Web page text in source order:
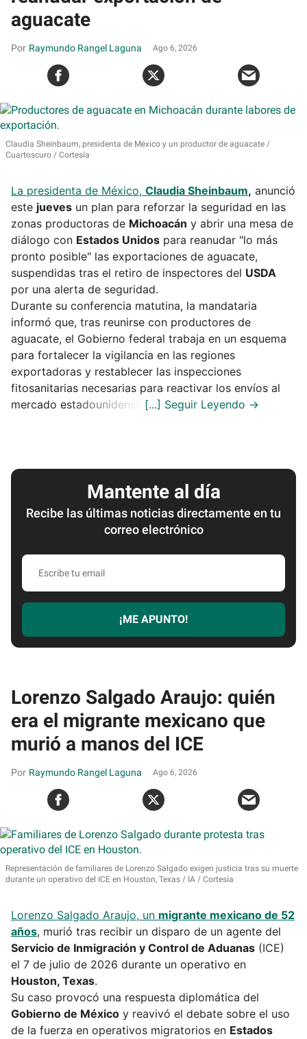
aguacate
Raymundo Rangel Laguna Ago 6, 2026
Claudia Sheinbaum, presidenta de México y un productor de aguacate
Cuartoscuro / Cortesía
La presidenta de México, Claudia Sheinbaum, anunció
este jueves un plan para reforzar la seguridad en las
zonas productoras de Michoacán y abrir una mesa de
diálogo con Estados Unidos para reanudar "lo más
pronto posible" las exportaciones de aguacate,
suspendidas tras el retiro de inspectores del USDA
por una alerta de seguridad.
Durante su conferencia matutina, la mandataria
informó que, tras reunirse con productores de
aguacate, el Gobierno federal trabaja en un esquema
para fortalecer la vigilancia en las regiones
exportadoras y restablecer las inspecciones
fitosanitarias necesarias para reactivar los envíos al
mercado estadounidense.
Mantente al día
Recibe las últimas noticias directamente en tu
correo electrónico
Escribe
email
¡ME APUNTO!
Lorenzo Salgado Araujo: quién
era el migrante mexicano que
murió a manos del ICE
Raymundo Rangel Laguna Ago 6, 2026
Representación de familiares de Lorenzo Salgado exigen justicia tras su muerte
durante un operativo del ICE en Houston, Texas
IA / Cortesía
Lorenzo Salgado Araujo, un migrante mexicano de 52
años, murió tras recibir un disparo de un agente del
Servicio de Inmigración y Control de Aduanas (ICE)
el 7 de julio de 2026 durante un operativo en
Houston, Texas.
Su caso provocó una respuesta diplomática del
Gobierno de México y reavivó el debate sobre el uso
de la fuerza en operativos migratorios en Estados